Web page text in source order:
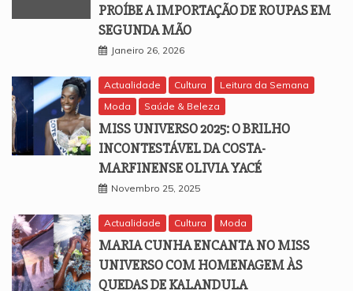
PROÍBE A IMPORTAÇÃO DE ROUPAS EM
SEGUNDA MÃO
Janeiro 26, 2026
Actualidade Cultura
Leitura da Semana
Moda
Saúde & Beleza
MISS UNIVERSO 2025: O BRILHO
INCONTESTÁVEL DA COSTA-
MARFINENSE OLIVIA YACÉ
Novembro 25, 2025
Actualidade Cultura Moda
MARIA CUNHA ENCANTA NO MISS
UNIVERSO COM HOMENAGEM ÀS
QUEDAS DE KALANDULA